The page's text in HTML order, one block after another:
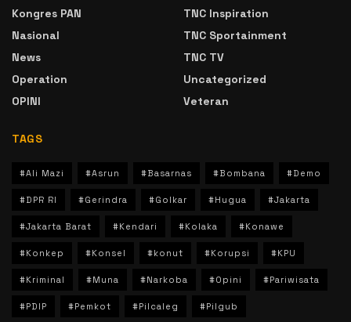
Kongres PAN
Nasional
News
Operation
OPINI
TNC Inspiration
TNC Sportainment
TNC TV
Uncategorized
Veteran
TAGS
#Ali Mazi #Asrun #Basarnas #Bombana #Demo
#DPR RI #Gerindra #Golkar #Hugua #Jakarta
#Jakarta Barat #Kendari #Kolaka #Konawe
#Konkep #Konsel #konut #Korupsi #KPU
#Kriminal #Muna #Narkoba #Opini #Pariwisata
#PDIP #Pemkot #Pilcaleg #Pilgub